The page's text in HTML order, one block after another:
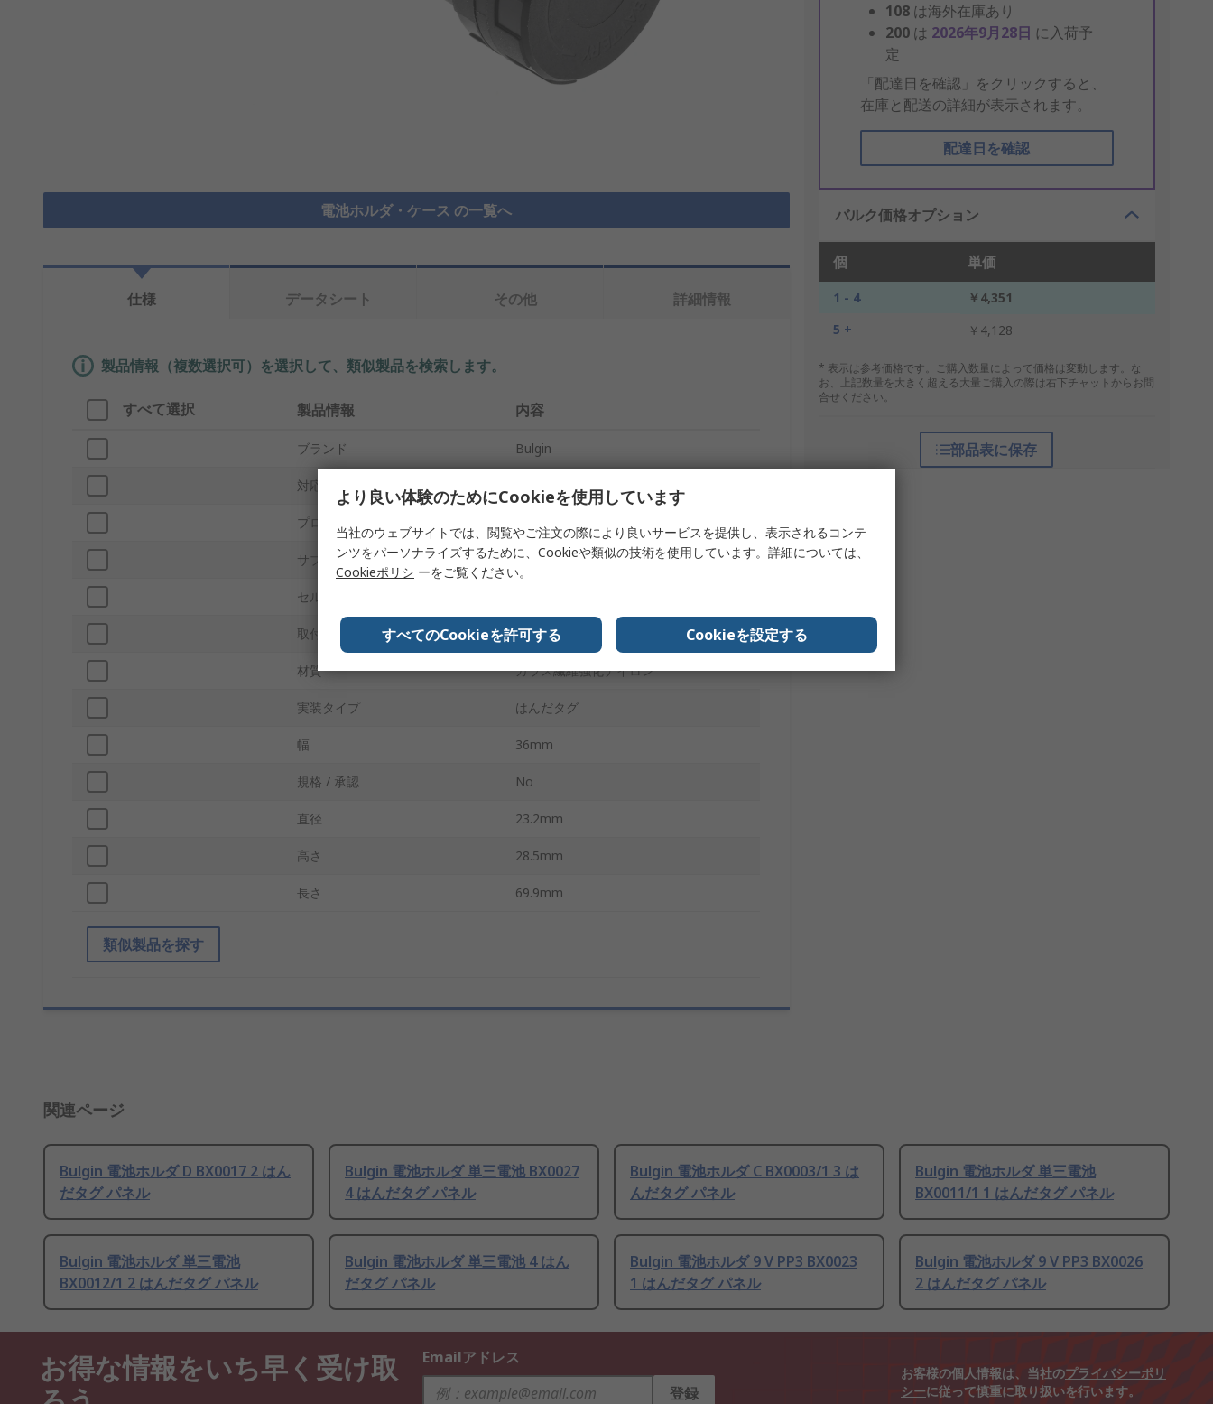
電池ホルダ・ケース の一覧へ
108 は海外在庫あり
200 は 2026年9月28日 に入荷予
定
「配達日を確認」をクリックすると、
在庫と配送の詳細が表示されます。
配達日を確認
バルク価格オプション
個 単価
1 - 4
￥4,351
5 +
￥4,128
* 表示は参考価格です。ご購入数量によって価格は変動します。な
お、上記数量を大きく超える大量ご購入の際は右下チャットからお問
合せください。
部品表に保存
仕様 データシート その他 詳細情報
製品情報（複数選択可）を選択して、類似製品を検索します。
すべて選択 製品情報 内容
ブランド Bulgin
対応バッテリサイズ
プロダクトタイプ 電池ホルダ
サブタイプ 電池ホルダ
セルの数
取付タイプ パネル
材質 ガラス繊維強化ナイロン
実装タイプ はんだタグ
幅 36mm
規格 / 承認 No
直径 23.2mm
高さ 28.5mm
長さ 69.9mm
類似製品を探す
関連ページ
Bulgin 電池ホルダ D BX0017 2 はん
だタグ パネル
Bulgin 電池ホルダ 単三電池 BX0027
4 はんだタグ パネル
Bulgin 電池ホルダ C BX0003/1 3 は
んだタグ パネル
Bulgin 電池ホルダ 単三電池
BX0011/1 1 はんだタグ パネル
Bulgin 電池ホルダ 単三電池
BX0012/1 2 はんだタグ パネル
Bulgin 電池ホルダ 単三電池 4 はん
だタグ パネル
Bulgin 電池ホルダ 9 V PP3 BX0023
1 はんだタグ パネル
Bulgin 電池ホルダ 9 V PP3 BX0026
2 はんだタグ パネル
お得な情報をいち早く受け取
Emailアドレス
登録
お客様の個人情報は、当社のプライバシーポリ
シーに従って慎重に取り扱いを行います。
より良い体験のためにCookieを使用しています
当社のウェブサイトでは、閲覧やご注文の際により良いサービスを提供し、表示されるコンテ
ンツをパーソナライズするために、Cookieや類似の技術を使用しています。詳細については、
Cookieポリシ ーをご覧ください。
すべてのCookieを許可する Cookieを設定する